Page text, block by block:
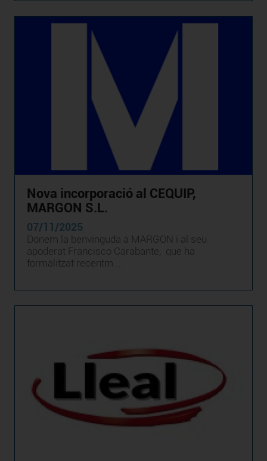
Nova incorporació al CEQUIP,
MARGON S.L.
07/11/2025
Donem la benvinguda a MARGON i al seu
apoderat Francisco Carabante, que ha
formalitzat recentm ...